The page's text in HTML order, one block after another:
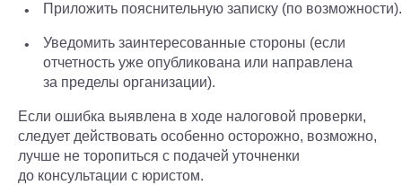
Приложить пояснительную записку (по возможности).
Уведомить заинтересованные стороны (если
отчетность уже опубликована или направлена
за пределы организации).
Если ошибка выявлена в ходе налоговой проверки,
следует действовать особенно осторожно, возможно,
лучше не торопиться с подачей уточненки
до консультации с юристом.